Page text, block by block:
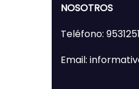
NOSOTROS
Teléfono:
Email: